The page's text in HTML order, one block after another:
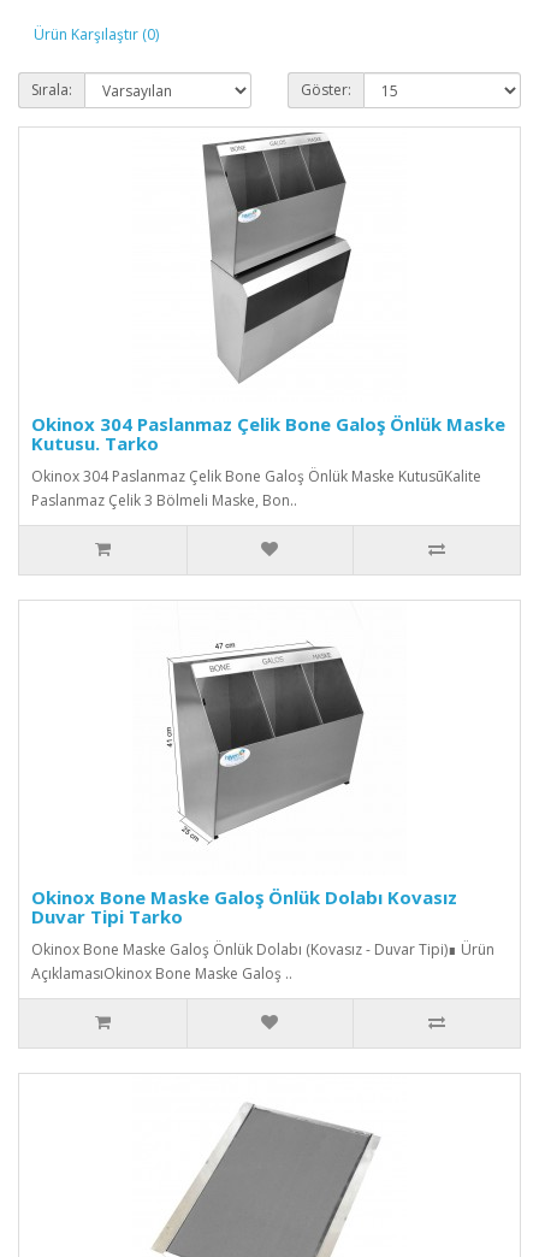
Ürün Karşılaştır (0)
Sırala: Göster:
Okinox 304 Paslanmaz Çelik Bone Galoş Önlük Maske
Kutusu. Tarko
Okinox 304 Paslanmaz Çelik Bone Galoş Önlük Maske KutusūKalite
Paslanmaz Çelik 3 Bölmeli Maske, Bon..
Okinox Bone Maske Galoş Önlük Dolabı Kovasız
Duvar Tipi Tarko
Okinox Bone Maske Galoş Önlük Dolabı (Kovasız - Duvar Tipi)∎ Ürün
AçıklamasıOkinox Bone Maske Galoş ..